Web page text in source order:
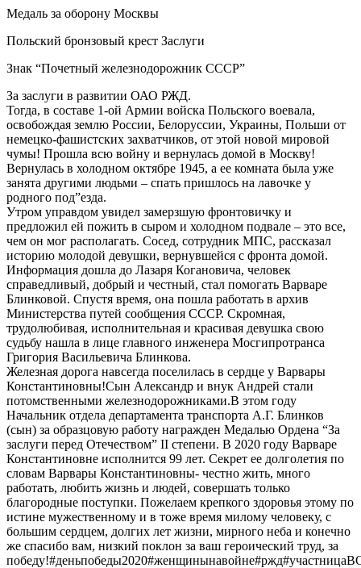
Медаль за оборону Москвы
Польский бронзовый крест Заслуги
Знак “Почетный железнодорожник СССР”
За заслуги в развитии ОАО РЖД.
Тогда, в составе 1-ой Армии войска Польского воевала,
освобождая землю России, Белоруссии, Украины, Польши от
немецко-фашистских захватчиков, от этой новой мировой
чумы! Прошла всю войну и вернулась домой в Москву!
Вернулась в холодном октябре 1945, а ее комната была уже
занята другими людьми – спать пришлось на лавочке у
родного под”езда.
Утром управдом увидел замерзшую фронтовичку и
предложил ей пожить в сыром и холодном подвале – это все,
чем он мог располагать. Сосед, сотрудник МПС, рассказал
историю молодой девушки, вернувшейся с фронта домой.
Информация дошла до Лазаря Когановича, человек
справедливый, добрый и честный, стал помогать Варваре
Блинковой. Спустя время, она пошла работать в архив
Министерства путей сообщения СССР. Скромная,
трудолюбивая, исполнительная и красивая девушка свою
судьбу нашла в лице главного инженера Мосгипротранса
Григория Васильевича Блинкова.
Железная дорога навсегда поселилась в сердце у Варвары
Константиновны!Сын Александр и внук Андрей стали
потомственными железнодорожниками.В этом году
Начальник отдела департамента транспорта А.Г. Блинков
(сын) за образцовую работу награжден Медалью Ордена “За
заслуги перед Отечеством” II степени. В 2020 году Варваре
Константиновне исполнится 99 лет. Секрет ее долголетия по
словам Варвары Константиновны- честно жить, много
работать, любить жизнь и людей, совершать только
благородные поступки. Пожелаем крепкого здоровья этому по
истине мужественному и в тоже время милому человеку, с
большим сердцем, долгих лет жизни, мирного неба и конечно
же спасибо вам, низкий поклон за ваш героический труд, за